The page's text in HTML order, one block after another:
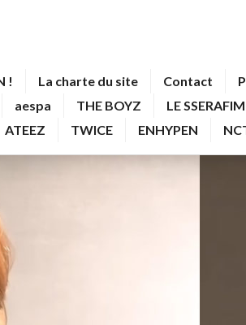
! La charte du site Contact
aespa THE BOYZ LE SSERAFIM
ATEEZ TWICE ENHYPEN